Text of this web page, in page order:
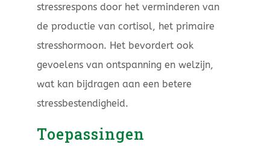
stressrespons door het verminderen van
de productie van cortisol, het primaire
stresshormoon. Het bevordert ook
gevoelens van ontspanning en welzijn,
wat kan bijdragen aan een betere
stressbestendigheid.
Toepassingen